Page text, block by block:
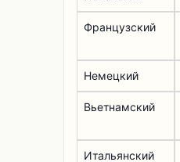
Французский
Немецкий
Вьетнамский
Итальянский